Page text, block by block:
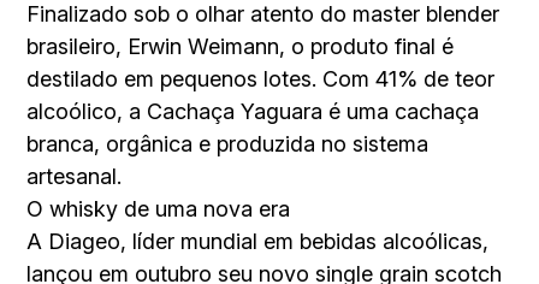
Finalizado sob o olhar atento do master blender
brasileiro, Erwin Weimann, o produto final é
destilado em pequenos lotes. Com 41% de teor
alcoólico, a Cachaça Yaguara é uma cachaça
branca, orgânica e produzida no sistema
artesanal.
O whisky de uma nova era
A Diageo, líder mundial em bebidas alcoólicas,
lançou em outubro seu novo single grain scotch